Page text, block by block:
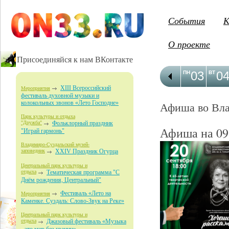
Присоединяйся к нам ВКонтакте
Мероприятия
XIII Всероссийский
фестиваль духовной музыки и
колокольных звонов «Лето Господне»
Парк культуры и отдыха
"Дружба"
Фольклорный праздник
"Играй гармонь"
Владимиро-Суздальский музей-
заповедник XXIV Праздник Огурца
Центральный парк культуры и
отдыха
Тематическая программа "С
Днём рождения, Центральный"
Мероприятия
Фестиваль «Лето на
Каменке. Суздаль: Слово-Звук на Реке»
Центральный парк культуры и
отдыха
Джазовый фестиваль «Музыка
События
О проекте
03
ПН 04
ВТ
Афиша во
Афиша на